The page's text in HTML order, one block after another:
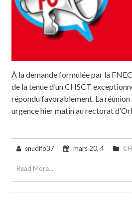
À la demande formulée par la
de la tenue d’un CHSCT
répondu favorablement. La réunion
urgence hier matin au rectorat
snudifo37 mars 20, 4
Read More...